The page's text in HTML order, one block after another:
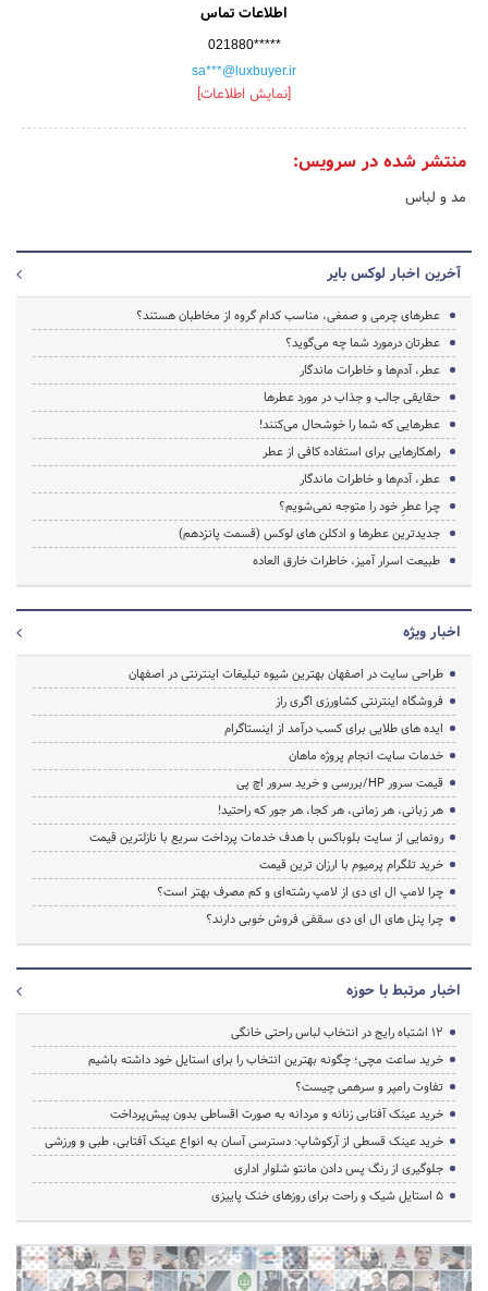
اطلاعات تماس
021880*****
sa***@luxbuyer.ir
[نمایش اطلاعات]
منتشر شده در سرویس:
مد و لباس
آخرین اخبار لوکس بایر
عطرهای چرمی و صمغی، مناسب کدام گروه از مخاطبان هستند؟
عطرتان درمورد شما چه می­‌گوید؟
عطر، آدم‌ها و خاطرات ماندگار
حقایقی جالب و جذاب در مورد عطرها
عطرهایی که شما را خوشحال می­‌کنند!
راه­کارهایی برای استفاده کافی از عطر
عطر، آدم­‌ها و خاطرات ماندگار
چرا عطرِ خود را متوجه نمی­‌شویم؟
جدیدترین عطرها و ادکلن های لوکس (قسمت پانزدهم)
طبیعت اسرار آمیز، خاطرات خارق العاده
اخبار ویژه
طراحی سایت در اصفهان بهترین شیوه تبلیغات اینترنتی در اصفهان
فروشگاه اینترنتی کشاورزی اگری راز
ایده های طلایی برای کسب درآمد از اینستاگرام
خدمات سایت انجام پروژه ماهان
قیمت سرور HP/بررسی و خرید سرور اچ پی
هر زبانی، هر زمانی، هر کجا، هر جور که راحتید!
رونمایی از سایت بلوباکس با هدف خدمات پرداخت سریع با نازلترین قیمت
خرید تلگرام پرمیوم با ارزان ترین قیمت
چرا لامپ ال ای دی از لامپ رشته‌ای و کم مصرف بهتر است؟
چرا پنل های ال ای دی سقفی فروش خوبی دارند؟
اخبار مرتبط با حوزه
۱۲ اشتباه رایج در انتخاب لباس راحتی خانگی
خرید ساعت مچی؛ چگونه بهترین انتخاب را برای استایل خود داشته باشیم
تفاوت رامپر و سرهمی چیست؟
خرید عینک آفتابی زنانه و مردانه به صورت اقساطی بدون پیش‌پرداخت
خرید عینک قسطی از آرکوشاپ: دسترسی آسان به انواع عینک آفتابی، طبی و ورزشی
جلوگیری از رنگ پس دادن مانتو شلوار اداری
۵ استایل شیک و راحت برای روزهای خنک پاییزی